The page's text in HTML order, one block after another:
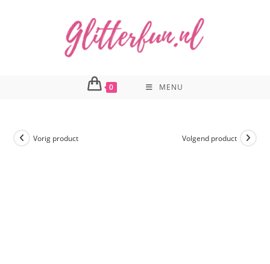
0 MENU
Vorig product Volgend product